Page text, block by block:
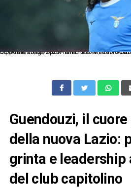
Dc Roma 20/07/2025 - amichevole / Lazio-Lazio U20 / foto Domenico Cippitelli/Image Sport nella foto:
Guendouzi, il
della nuova Lazio:
grinta e leadership
del club capitolino